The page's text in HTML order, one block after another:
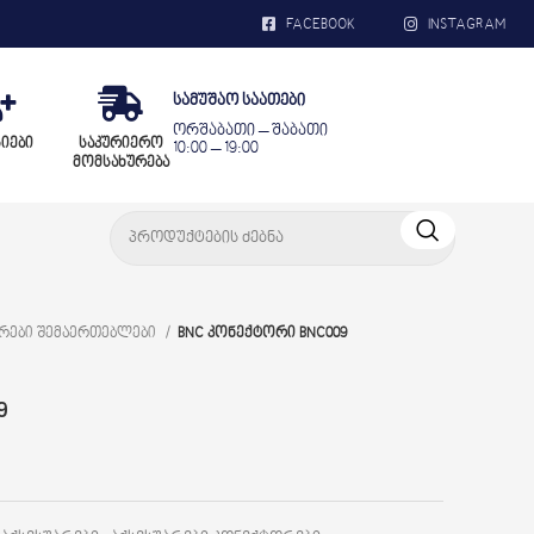
FACEBOOK INSTAGRAM
საკურიერო
მომსახურება
სამუშაო საათები
ორშაბათი – შაბათი
10:00 – 19:00
შემაერთებლები BNC კონექტორი BNC009